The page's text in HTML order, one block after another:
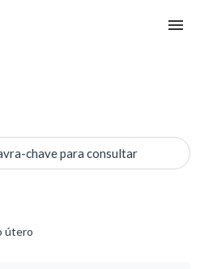
chave para consultar
útero